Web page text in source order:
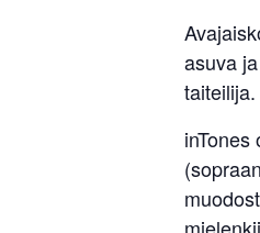
asuva
taiteilija.